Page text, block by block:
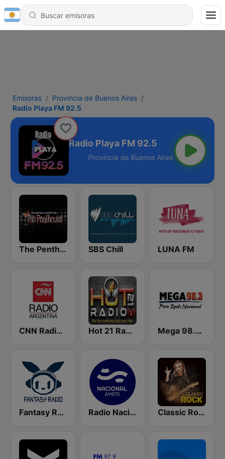
Emisoras
Provincia de Buenos Aires
Radio Playa FM 92.5
Radio Playa FM 92.5
Aires - 92.5 FM
The Penthouse SBS Chill LUNA FM
CNN Radio Argentina Hot 21 Radio Mega 98.3 FM
Fantasy Radio UK Radio Nacional - Córdoba 870 AM Classic Rock Station